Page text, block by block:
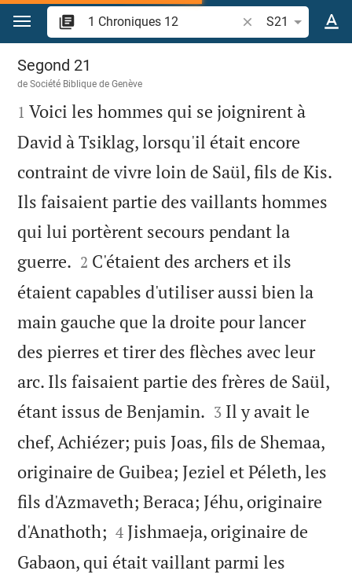
Aller vers contenu
Recherche d'un
S21
1 Chroniques 12
Segond 21
deSociété Biblique de Genève

1 Voici les hommes qui se joignirent à
David à Tsiklag, lorsqu'il était encore
contraint de vivre loin de Saül, fils de Kis.
Ils faisaient partie des vaillants hommes
qui lui portèrent secours pendant la
guerre. 

2 C'étaient des archers et ils
étaient capables d'utiliser aussi bien la
main gauche que la droite pour lancer
des pierres et tirer des flèches avec leur
arc. Ils faisaient partie des frères de Saül,
étant issus de Benjamin. 

3 Il y avait le
chef, Achiézer; puis Joas, fils de Shemaa,
originaire de Guibea; Jeziel et Péleth, les
fils d'Azmaveth; Beraca; Jéhu, originaire
d'Anathoth; 

4 Jishmaeja, originaire de
Gabaon, qui était vaillant parmi les